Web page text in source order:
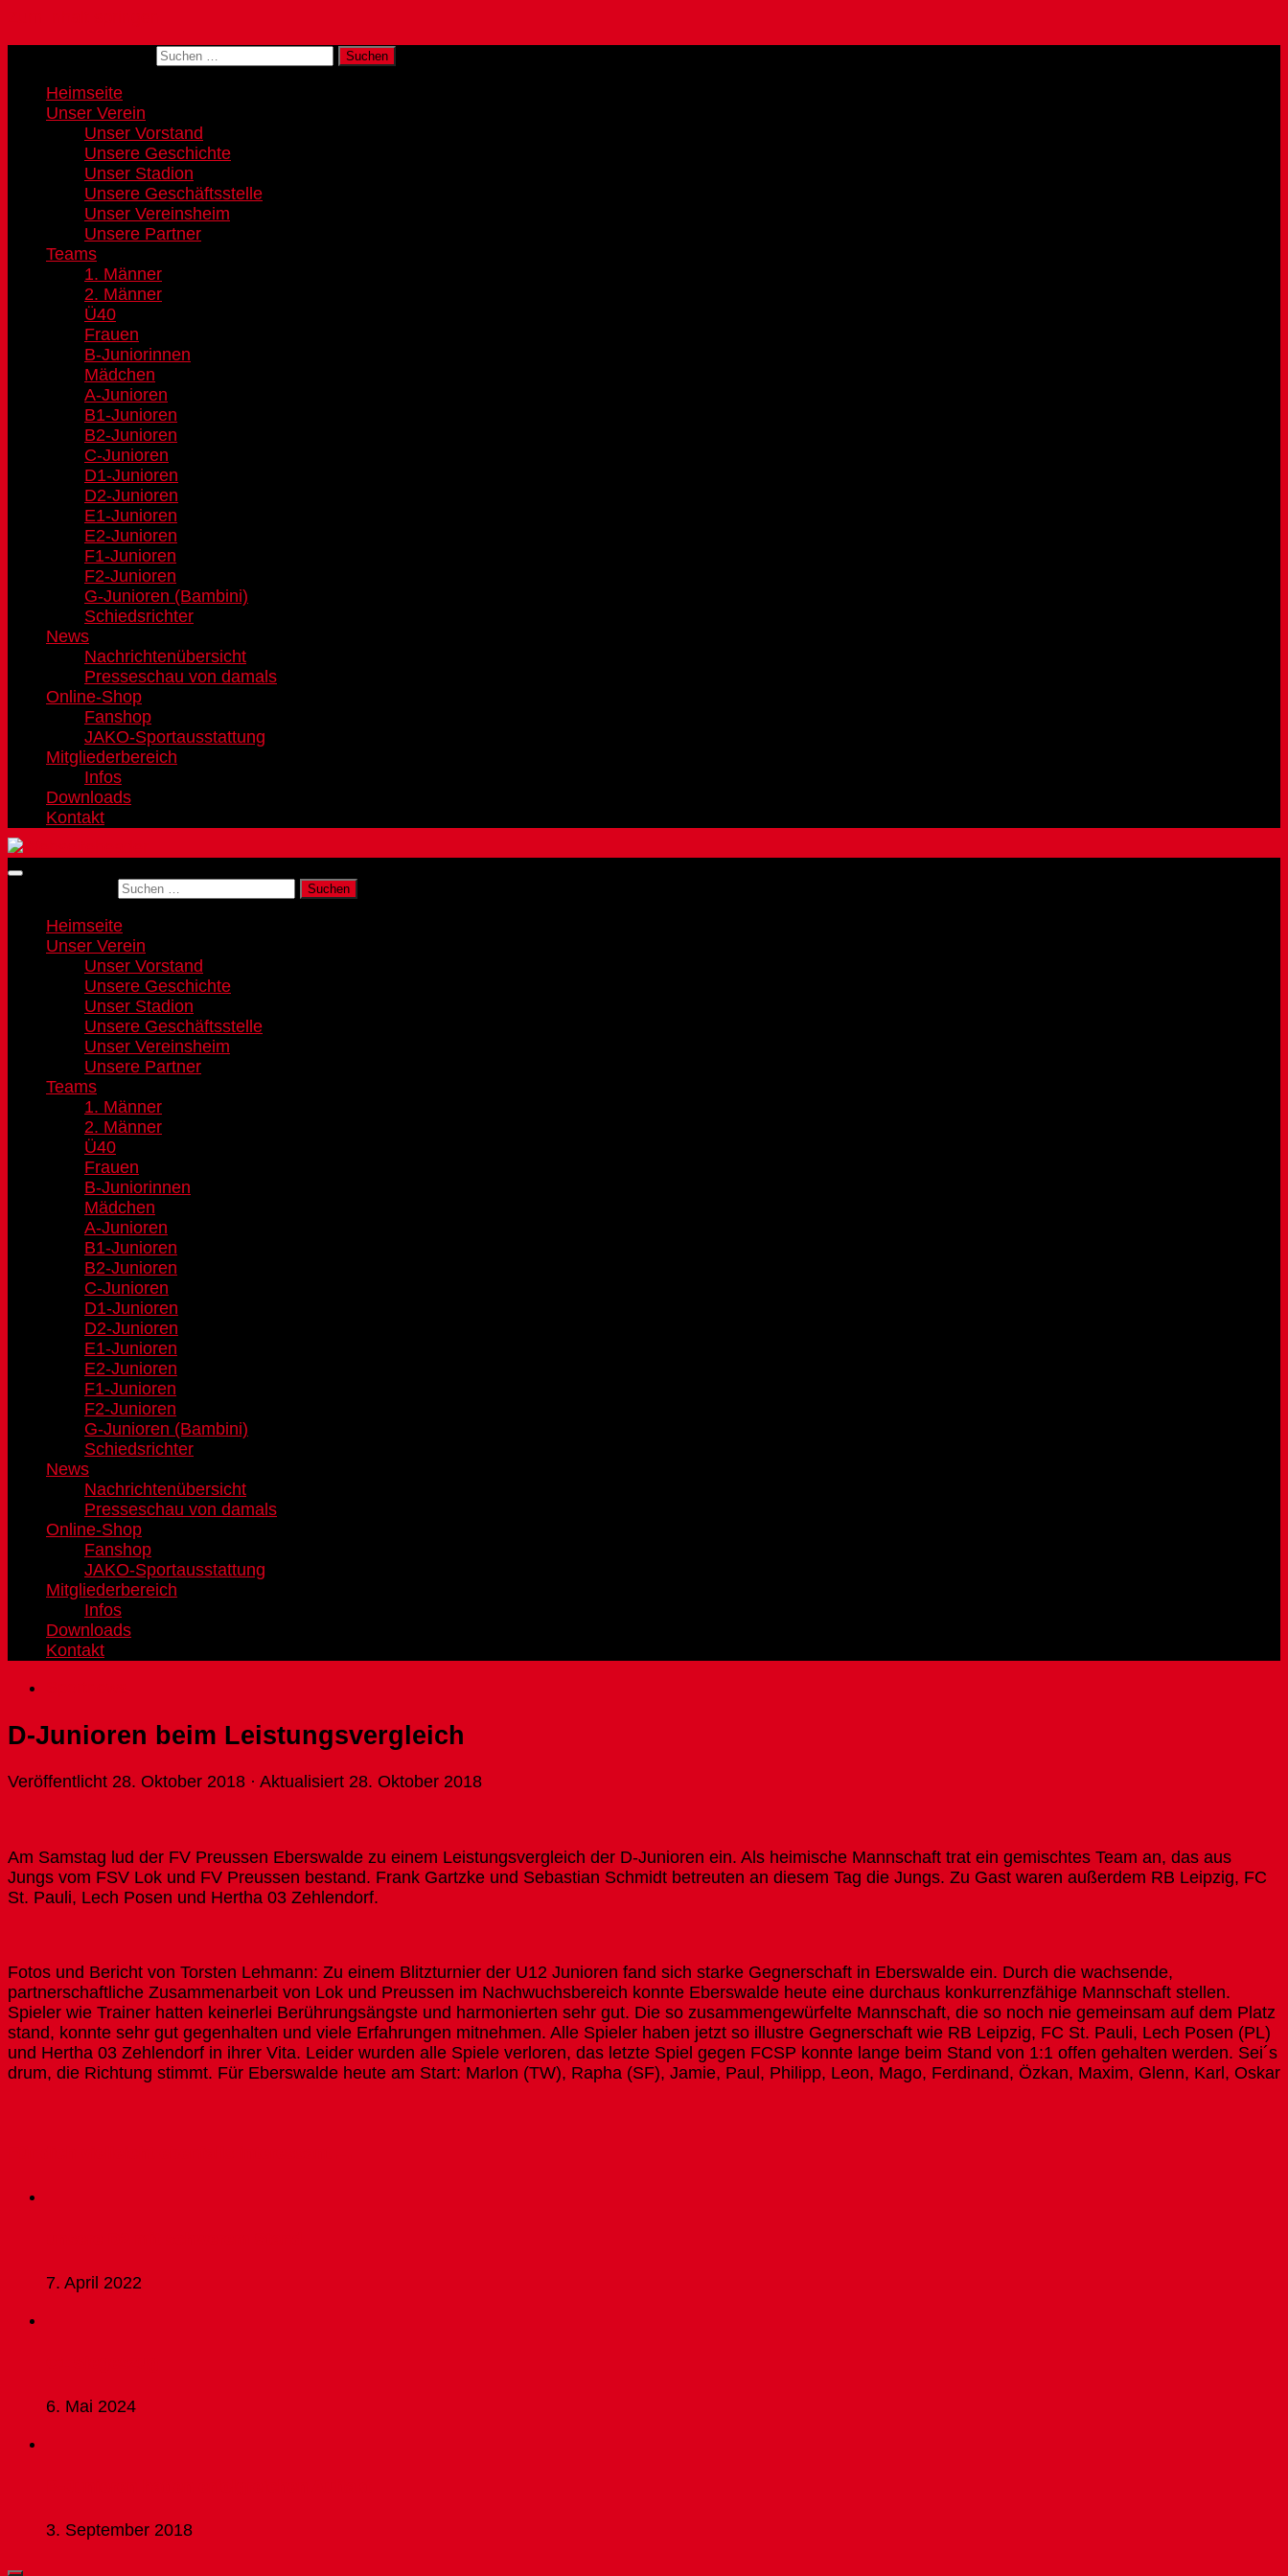
Heimseite
Unser Verein
Unser Vorstand
Unsere Geschichte
Unser Stadion
Unsere Geschäftsstelle
Unser Vereinsheim
Unsere Partner
Teams
1. Männer
2. Männer
Ü40
Frauen
B-Juniorinnen
Mädchen
A-Junioren
B1-Junioren
B2-Junioren
C-Junioren
D1-Junioren
D2-Junioren
E1-Junioren
E2-Junioren
F1-Junioren
F2-Junioren
G-Junioren (Bambini)
Schiedsrichter
News
Nachrichtenübersicht
Presseschau von damals
Online-Shop
Fanshop
JAKO-Sportausstattung
Mitgliederbereich
Infos
Downloads
Kontakt
Heimseite
Unser Verein
Unser Vorstand
Unsere Geschichte
Unser Stadion
Unsere Geschäftsstelle
Unser Vereinsheim
Unsere Partner
Teams
1. Männer
2. Männer
Ü40
Frauen
B-Juniorinnen
Mädchen
A-Junioren
B1-Junioren
B2-Junioren
C-Junioren
D1-Junioren
D2-Junioren
E1-Junioren
E2-Junioren
F1-Junioren
F2-Junioren
G-Junioren (Bambini)
Schiedsrichter
News
Nachrichtenübersicht
Presseschau von damals
Online-Shop
Fanshop
JAKO-Sportausstattung
Mitgliederbereich
Infos
Downloads
Kontakt
D-Junioren beim Leistungsvergleich
Veröffentlicht 28. Oktober 2018 · Aktualisiert 28. Oktober 2018
Am Samstag lud der FV Preussen Eberswalde zu einem Leistungsvergleich der D-Junioren ein. Als heimische Mannschaft trat ein gemischtes Team an, das aus
Jungs vom FSV Lok und FV Preussen bestand. Frank Gartzke und Sebastian Schmidt betreuten an diesem Tag die Jungs. Zu Gast waren außerdem RB Leipzig, FC
St. Pauli, Lech Posen und Hertha 03 Zehlendorf.
Fotos und Bericht von Torsten Lehmann: Zu einem Blitzturnier der U12 Junioren fand sich starke Gegnerschaft in Eberswalde ein. Durch die wachsende,
partnerschaftliche Zusammenarbeit von Lok und Preussen im Nachwuchsbereich konnte Eberswalde heute eine durchaus konkurrenzfähige Mannschaft stellen.
Spieler wie Trainer hatten keinerlei Berührungsängste und harmonierten sehr gut. Die so zusammengewürfelte Mannschaft, die so noch nie gemeinsam auf dem Platz
stand, konnte sehr gut gegenhalten und viele Erfahrungen mitnehmen. Alle Spieler haben jetzt so illustre Gegnerschaft wie RB Leipzig, FC St. Pauli, Lech Posen (PL)
und Hertha 03 Zehlendorf in ihrer Vita. Leider wurden alle Spiele verloren, das letzte Spiel gegen FCSP konnte lange beim Stand von 1:1 offen gehalten werden. Sei´s
drum, die Richtung stimmt. Für Eberswalde heute am Start: Marlon (TW), Rapha (SF), Jamie, Paul, Philipp, Leon, Mago, Ferdinand, Özkan, Maxim, Glenn, Karl, Oskar
7. April 2022
6. Mai 2024
3. September 2018